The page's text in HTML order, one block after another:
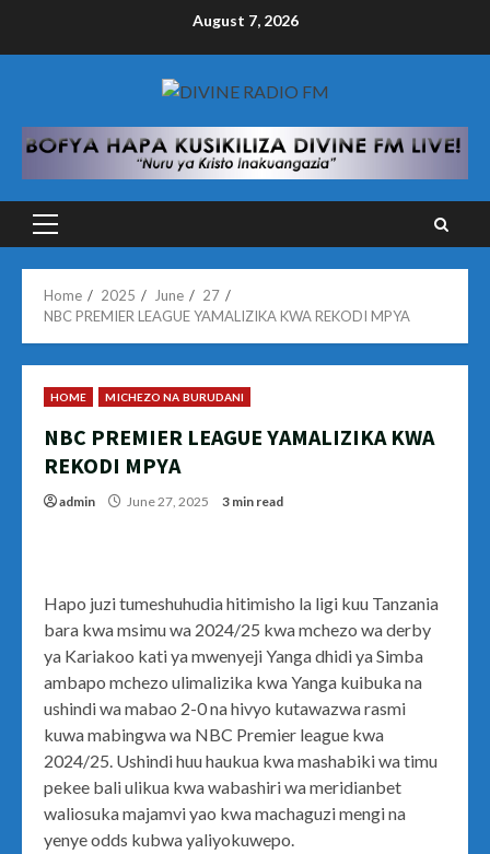
August 7, 2026
Primary
Home 2025 June
27
NBC PREMIER LEAGUE YAMALIZIKA KWA REKODI MPYA
HOME MICHEZO NA BURUDANI
NBC PREMIER LEAGUE YAMALIZIKA KWA
REKODI MPYA
admin June 27, 2025 3 min read
Hapo juzi tumeshuhudia hitimisho la ligi kuu Tanzania
bara kwa msimu wa 2024/25 kwa mchezo wa derby
ya Kariakoo kati ya mwenyeji Yanga dhidi ya Simba
ambapo mchezo ulimalizika kwa Yanga kuibuka na
ushindi wa mabao 2-0 na hivyo kutawazwa rasmi
kuwa mabingwa wa NBC Premier league kwa
2024/25. Ushindi huu haukua kwa mashabiki wa timu
pekee bali ulikua kwa wabashiri wa meridianbet
waliosuka majamvi yao kwa machaguzi mengi na
yenye odds kubwa yaliyokuwepo.